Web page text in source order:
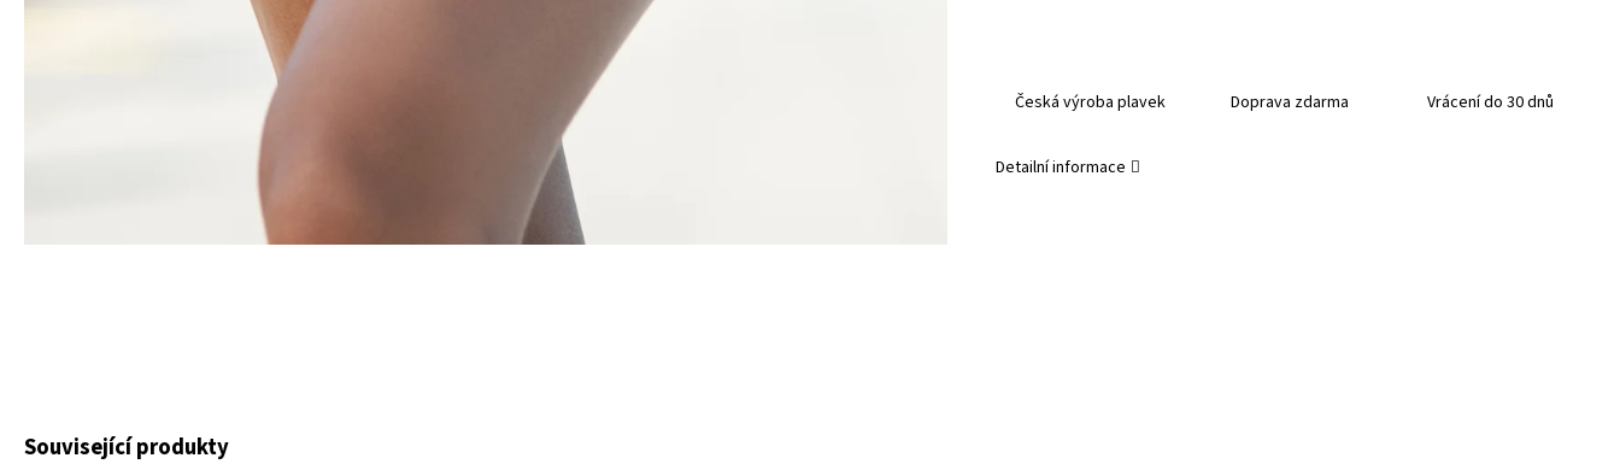
Česká výroba plavek Doprava zdarma Vrácení do 30 dnů
Detailní informace
Související produkty